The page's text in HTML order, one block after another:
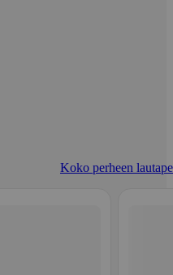
Koko perheen